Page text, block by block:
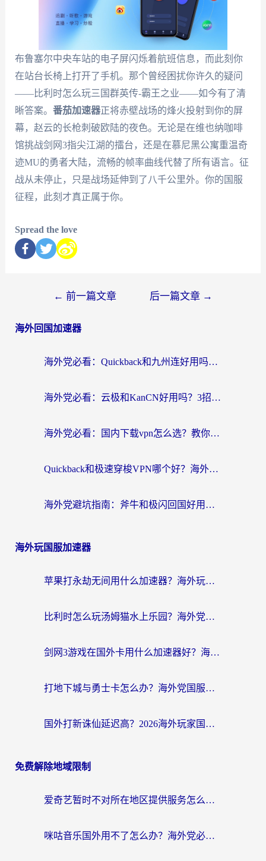
布鲁塞尔中央车站的电子屏闪烁着航班信息，而此刻你
在站台长椅上打开了手机。那个曾经困扰你许久的疑问
——比利时怎么玩三国群英传-霸王之业——如今有了清
晰答案。 番茄加速器正将赤壁战场的烽火投射到你的屏
幕，赵云的长枪刺破欧陆的夜色。无论是在维也纳咖啡
馆挑战剑网3指尖江湖的擂台，还是在慕尼黑公寓重温奇
迹MU的勇者大陆，流畅的帧率曲线代替了所有语言。征
战从未停止，只是战场延伸到了八千公里外。你的国服
征程，此刻才真正属于你。
Spread the love
← 前一篇文章 后一篇文章 →
海外回国加速器
海外党必看：Quickback和九州连好用吗？3步选对回国加速器实现无缝刷国内资源
海外党必看：云极和KanCN好用吗？3招教你选对回国加速器（附免费VPN避坑指南）
海外党必看：国内下载vpn怎么选？教你无缝访问国内资源的实用指南
Quickback和极速穿梭VPN哪个好？海外党亲测3招选对回国加速器，看这篇就够了
海外党避坑指南：斧牛和极闪回国好用吗？选对加速器才能无缝刷剧玩游戏
海外玩国服加速器
苹果打永劫无间用什么加速器？海外玩家亲测有效的国服游戏加速指南
比利时怎么玩汤姆猫水上乐园？海外党国服游戏加速终极指南（附无畏契约食之契约解决办法）
剑网3游戏在国外卡用什么加速器好？海外党亲测有效的国服游戏加速指南
打地下城与勇士卡怎么办？海外党国服游戏加速终极指南（附北美欧洲实测）
国外打新诛仙延迟高？2026海外玩家国服游戏加速器终极指南（附天龙八部闪耀暖暖实测）
免费解除地域限制
爱奇艺暂时不对所在地区提供服务怎么办？海外党亲测有效的追剧解决方案
咪咕音乐国外用不了怎么办？海外党必备的国内内容访问全攻略